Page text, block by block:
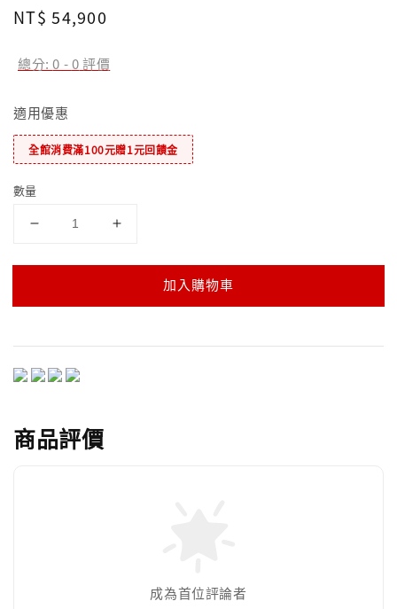
Regular
NT$ 54,900
總分:0 -0評價
適用優惠
全館消費滿100元贈1元回饋金
數量
加入購物車
商品評價
成為首位評論者